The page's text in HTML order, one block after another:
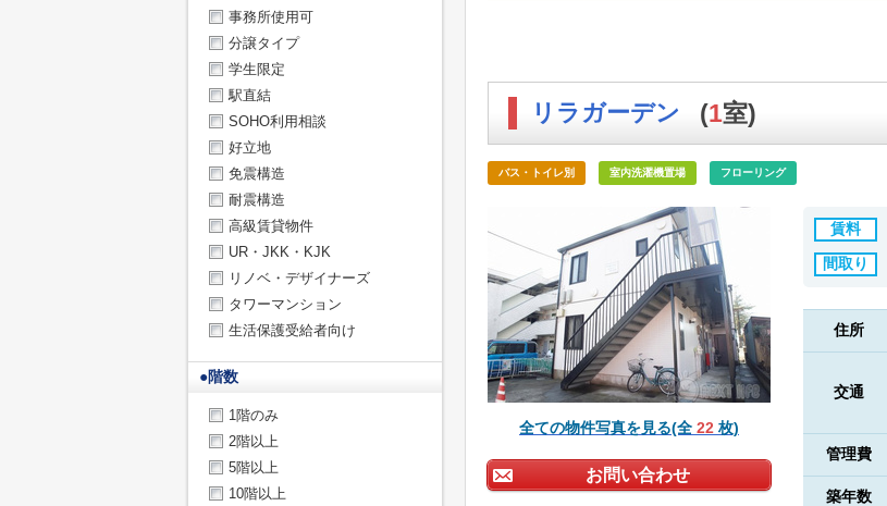
リラガーデン (1室)
バス・トイレ別 室内洗濯機置場 フローリング
全ての物件写真を見る(全 22 枚)
お問い合わせ
賃料
間取り
住所
交通
管理費
築年数
事務所使用可
分譲タイプ
学生限定
駅直結
SOHO利用相談
好立地
免震構造
耐震構造
高級賃貸物件
UR・JKK・KJK
リノベ・デザイナーズ
タワーマンション
生活保護受給者向け
●階数
1階のみ
2階以上
5階以上
10階以上